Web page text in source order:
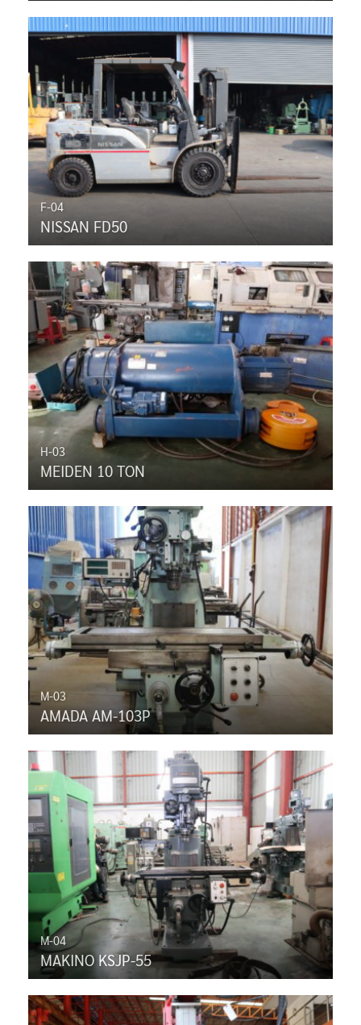
F-04
NISSAN FD50
H-03
MEIDEN 10 TON
M-03
AMADA AM-103P
M-04
MAKINO KSJP-55